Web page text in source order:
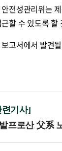
전성관리위는
할 수 있도록 할
고서에서 발견
련기사]
발프로산 父系